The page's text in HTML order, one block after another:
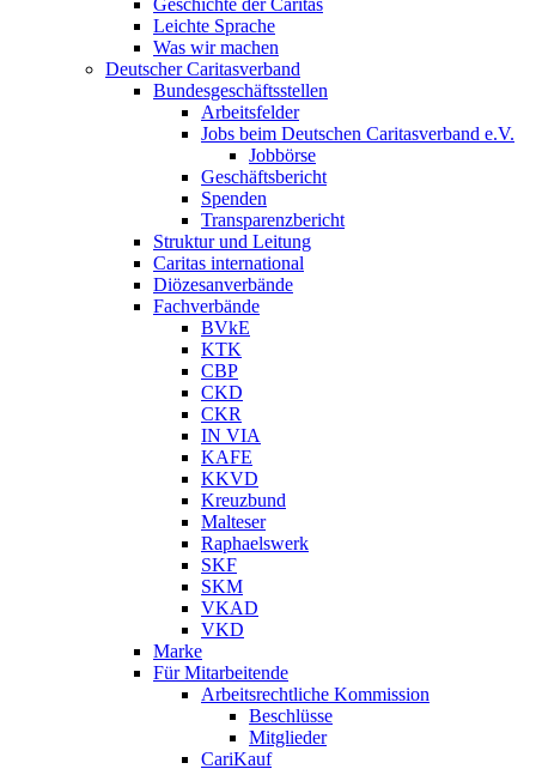
Geschichte der Caritas
Leichte Sprache
Was wir machen
Deutscher Caritasverband
Bundesgeschäftsstellen
Arbeitsfelder
Jobs beim Deutschen Caritasverband e.V.
Jobbörse
Geschäftsbericht
Spenden
Transparenzbericht
Struktur und Leitung
Caritas international
Diözesanverbände
Fachverbände
BVkE
KTK
CBP
CKD
CKR
IN VIA
KAFE
KKVD
Kreuzbund
Malteser
Raphaelswerk
SKF
SKM
VKAD
VKD
Marke
Für Mitarbeitende
Arbeitsrechtliche Kommission
Beschlüsse
Mitglieder
CariKauf